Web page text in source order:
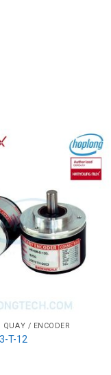
QUAY / ENCODER
T-12